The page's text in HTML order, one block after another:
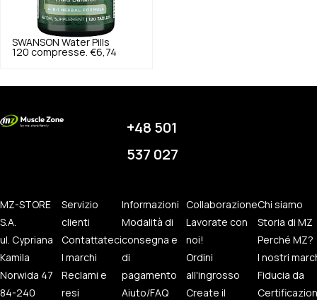
SWANSON Water Pills
120 compresse. €6,74
+48 501
537 027
MZ-STORE
S.A.
ul. Cypriana
Kamila
Norwida 47
84-240
Servizio
clienti
Contattateci
I marchi
Reclami e
resi
Informazioni
Modalità di
consegna e
di
pagamento
Aiuto/FAQ
Collaborazione
Lavorate con
noi!
Ordini
all'ingrosso
Create il
Chi siamo
Storia di MZ
Perché MZ?
I nostri
Fiducia da